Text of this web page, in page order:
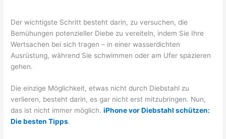
Der wichtigste Schritt besteht darin, zu versuchen, die
Bemühungen potenzieller Diebe zu vereiteln, indem Sie Ihre
Wertsachen bei sich tragen – in einer wasserdichten
Ausrüstung, während Sie schwimmen oder am Ufer spazieren
gehen.
Die einzige Möglichkeit, etwas nicht durch Diebstahl zu
verlieren, besteht darin, es gar nicht erst mitzubringen. Nun,
das ist nicht immer möglich.iPhone vor Diebstahl schützen:
Die besten Tipps.